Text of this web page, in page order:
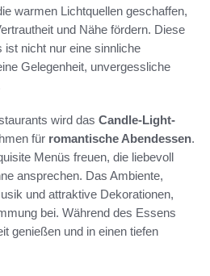
warmen Lichtquellen geschaffen,
und Nähe fördern. Diese
nicht nur eine sinnliche
Gelegenheit, unvergessliche
wird das Candle-Light-
für romantische Abendessen.
Menüs freuen, die liebevoll
ansprechen. Das Ambiente,
und attraktive Dekorationen,
bei. Während des Essens
genießen und in einen tiefen